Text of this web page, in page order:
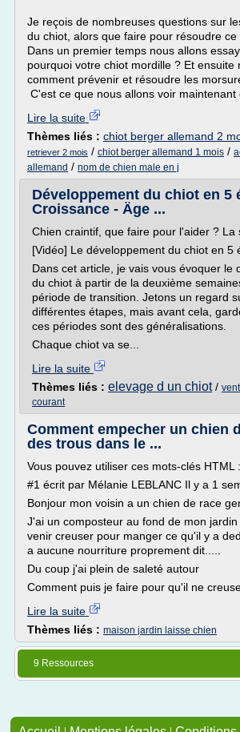
Je reçois de nombreuses questions sur
du chiot, alors que faire pour résoudre
Dans un premier temps nous allons
pourquoi votre chiot mordille ? Et ensuite
comment prévenir et résoudre les
C'est ce que nous allons voir maintenant
Lire la suite
Thèmes liés : chiot berger allemand 2
retriever 2 mois / chiot berger allemand 1 mois /
allemand / nom de chien male en j
Développement du chiot en 5
Croissance - Äge ...
Chien craintif, que faire pour l'aider ? La
[Vidéo] Le développement du chiot en 5
Dans cet article, je vais vous évoquer le
du chiot à partir de la deuxième
période de transition. Jetons un regard
différentes étapes, mais avant cela,
ces périodes sont des généralisations.
Chaque chiot va se...
Lire la suite
Thèmes liés : elevage d un chiot/
courant
Comment empecher un chien
des trous dans le ...
Vous pouvez utiliser ces mots-clés HTML :
#1 écrit par Mélanie LEBLANC Il y a 1
Bonjour mon voisin a un chien de race
J'ai un composteur au fond de mon
venir creuser pour manger ce qu'il y a
a aucune nourriture proprement dit.....
Du coup j'ai plein de saleté autour
Comment puis je faire pour qu'il ne creuse
Lire la suite
Thèmes liés : maison jardin laisse chien
9 Ressources